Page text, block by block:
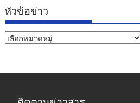
หัวข้อข่าว
หัวข้อ